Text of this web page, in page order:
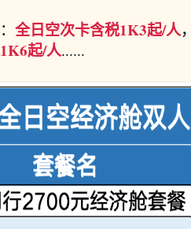
全日空次卡含税1K3起/人
起/人......